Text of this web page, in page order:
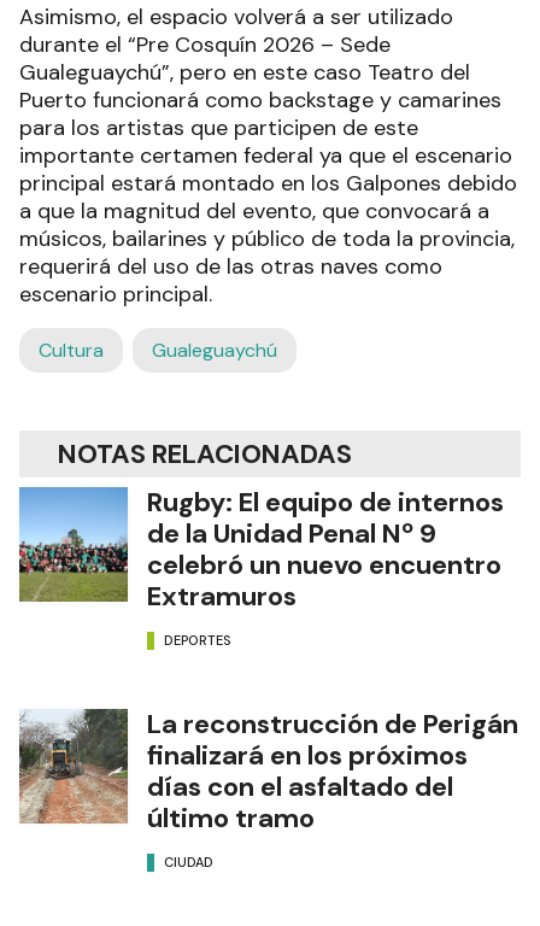
Asimismo, el espacio volverá a ser utilizado
durante el “Pre Cosquín 2026 – Sede
Gualeguaychú”, pero en este caso Teatro del
Puerto funcionará como backstage y camarines
para los artistas que participen de este
importante certamen federal ya que el escenario
principal estará montado en los Galpones debido
a que la magnitud del evento, que convocará a
músicos, bailarines y público de toda la provincia,
requerirá del uso de las otras naves como
escenario principal.
Cultura Gualeguaychú
NOTAS RELACIONADAS
Rugby: El equipo de internos
de la Unidad Penal Nº 9
celebró un nuevo encuentro
Extramuros
DEPORTES
La reconstrucción de Perigán
finalizará en los próximos
días con el asfaltado del
último tramo
CIUDAD